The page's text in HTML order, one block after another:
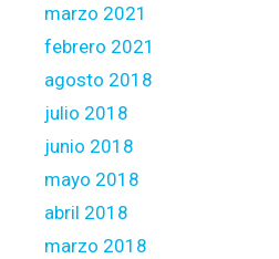
marzo 2021
febrero 2021
agosto 2018
julio 2018
junio 2018
mayo 2018
abril 2018
marzo 2018